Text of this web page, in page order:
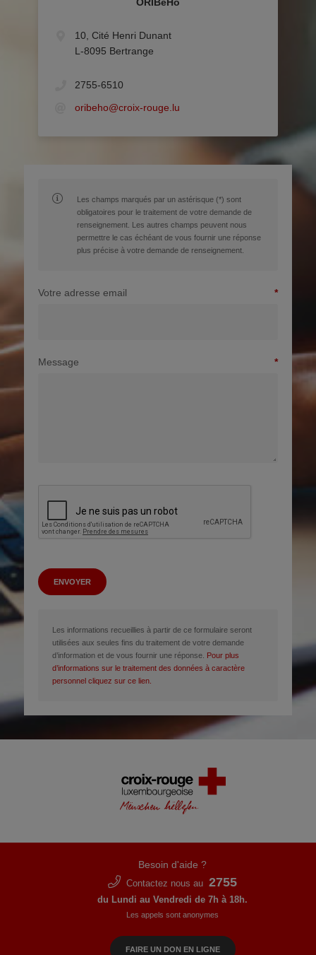
10, Cité Henri Dunant
L-8095 Bertrange
2755-6510
oribeho@croix-rouge.lu
Les champs marqués par un astérisque (*) sont
obligatoires pour le traitement de votre demande de
renseignement. Les autres champs peuvent nous
permettre le cas échéant de vous fournir une réponse
plus précise à votre demande de renseignement.
Votre adresse email
Message
ENVOYER
Les informations recueillies à partir de ce formulaire seront
utilisées aux seules fins du traitement de votre demande
d’information et de vous fournir une réponse. Pour plus
d’informations sur le traitement des données à caractère
personnel cliquez sur ce lien.
Besoin d'aide ?
Contactez nous au 2755
du Lundi au Vendredi de 7h à 18h.
Les appels sont anonymes
FAIRE UN DON EN LIGNE